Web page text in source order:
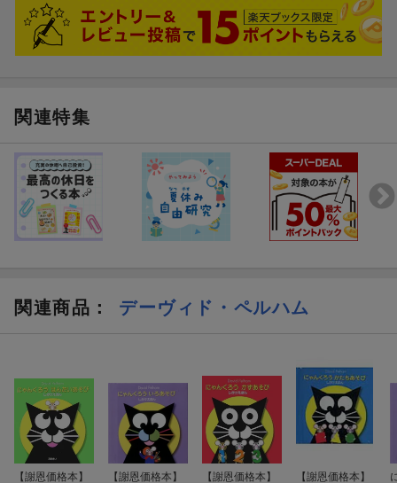
関連特集
関連商品 ： デーヴィド・ペルハム
【謝恩価格本】
【謝恩価格本】
【謝恩価格本】
【謝恩価格本】